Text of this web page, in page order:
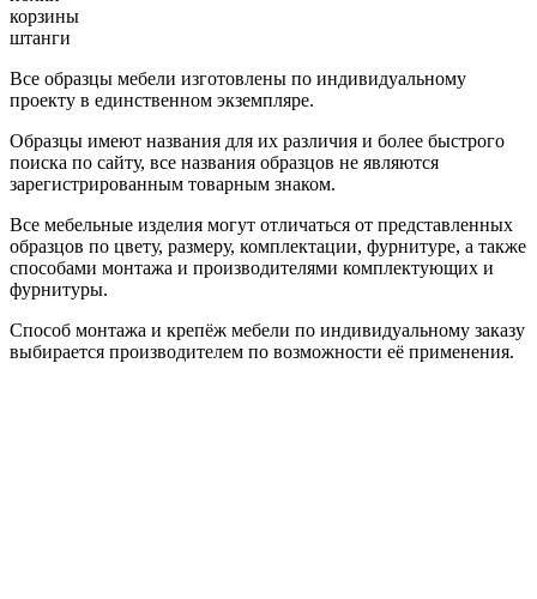
корзины
штанги
Все образцы мебели изготовлены по индивидуальному
проекту в единственном экземпляре.
Образцы имеют названия для их различия и более быстрого
поиска по сайту, все названия образцов не являются
зарегистрированным товарным знаком.
Все мебельные изделия могут отличаться от представленных
образцов по цвету, размеру, комплектации, фурнитуре, а также
способами монтажа и производителями комплектующих и
фурнитуры.
Способ монтажа и крепёж мебели по индивидуальному заказу
выбирается производителем по возможности её применения.